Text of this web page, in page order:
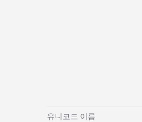
유니코드 이름